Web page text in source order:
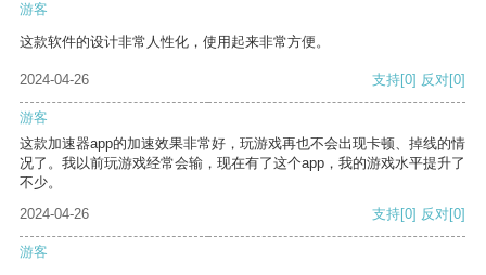
游客
这款软件的设计非常人性化，使用起来非常方便。
2024-04-26 支持[0] 反对[0]
游客
这款加速器app的加速效果非常好，玩游戏再也不会出现卡顿、掉线的情
况了。我以前玩游戏经常会输，现在有了这个app，我的游戏水平提升了
不少。
2024-04-26
支持[0] 反对[0]
游客